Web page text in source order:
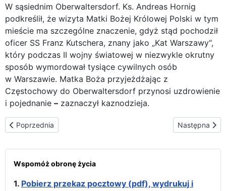
W sąsiednim Oberwaltersdorf. Ks. Andreas Hornig
podkreślił, że wizyta Matki Bożej Królowej Polski w tym
mieście ma szczególne znaczenie, gdyż stąd pochodził
oficer SS Franz Kutschera, znany jako „Kat Warszawy“,
który podczas II wojny światowej w niezwykle okrutny
sposób wymordował tysiące cywilnych osób
w Warszawie. Matka Boża przyjeżdżając z
Częstochowy do Oberwaltersdorf przynosi uzdrowienie
i pojednanie – zaznaczył kaznodzieja.
Poprzednia strona: „Oto Matka Twoja” – VI. Światowy Kongres
Poprzednia Następna
Następna
Wspomóż obronę życia
1. Pobierz przekaz pocztowy (pdf), wydrukuj i